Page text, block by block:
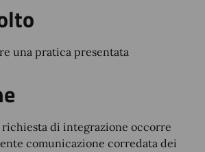
una pratica presentata
di integrazione occorre
comunicazione corredata dei